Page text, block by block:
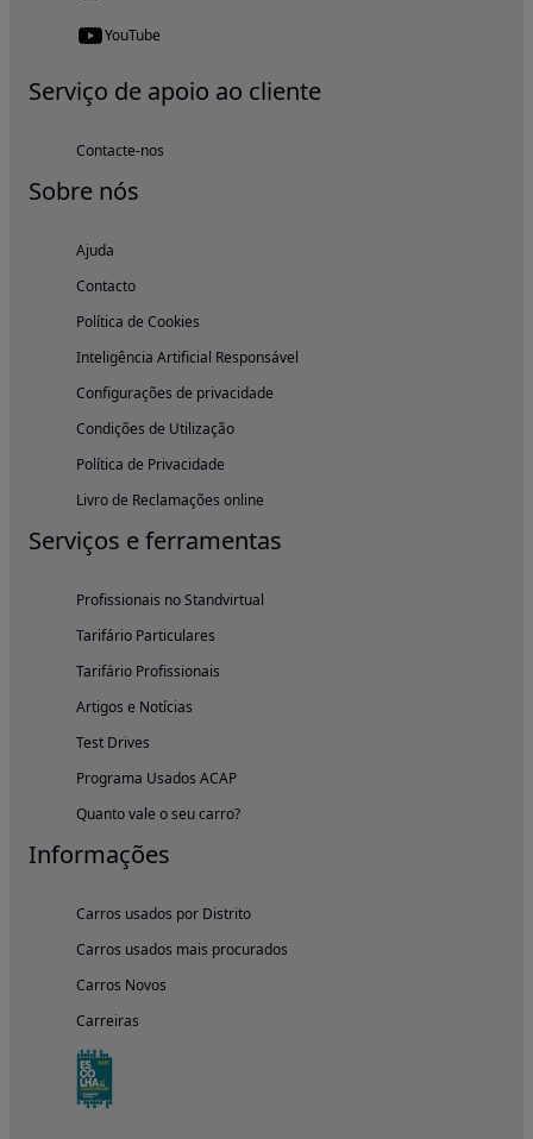
YouTube
Serviço de apoio ao cliente
Contacte-nos
Sobre nós
Ajuda
Contacto
Política de Cookies
Inteligência Artificial Responsável
Configurações de privacidade
Condições de Utilização
Política de Privacidade
Livro de Reclamações online
Serviços e ferramentas
Profissionais no Standvirtual
Tarifário Particulares
Tarifário Profissionais
Artigos e Notícias
Test Drives
Programa Usados ACAP
Quanto vale o seu carro?
Informações
Carros usados por Distrito
Carros usados mais procurados
Carros Novos
Carreiras